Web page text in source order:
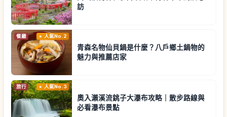
訪
餐廳 人氣No.2
青森名物仙貝鍋是什麼？八戶鄉土鍋物的
魅力與推薦店家
旅行 人氣No.3
奧入瀨溪流銚子大瀑布攻略｜散步路線與
必看瀑布景點